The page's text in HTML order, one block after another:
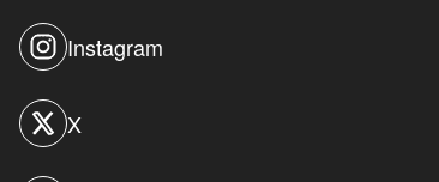
Instagram
X